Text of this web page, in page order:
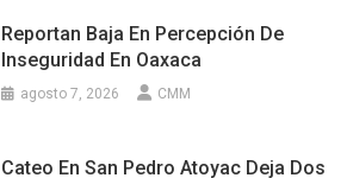
Reportan Baja En Percepción De
Inseguridad En Oaxaca
agosto 7, 2026 CMM
Cateo En San Pedro Atoyac Deja Dos